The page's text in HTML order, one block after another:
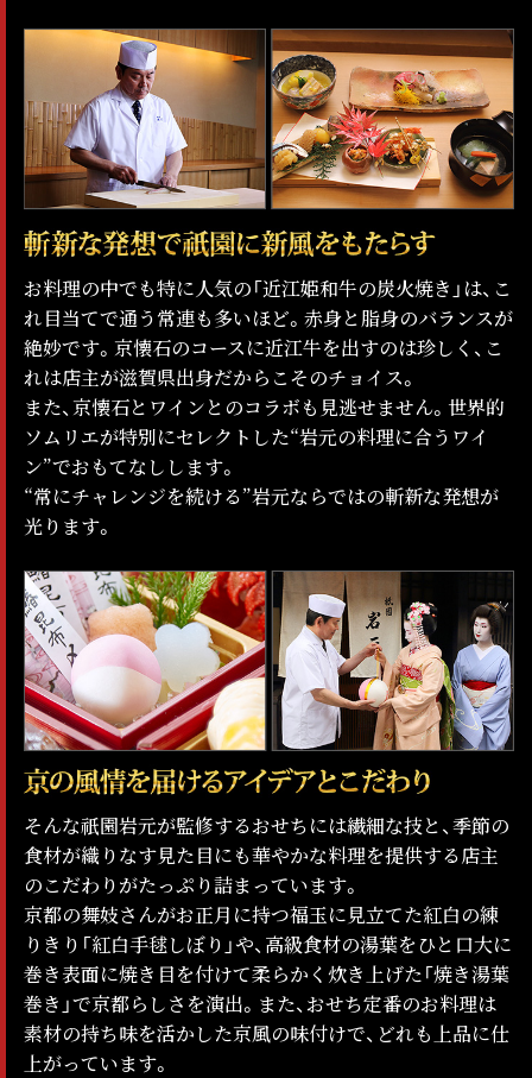
お料理の中でも特に人気の「近江姫和牛の炭火焼き」は、こ
れ目当てで通う常連も多いほど。赤身と脂身のバランスが
絶妙です。京懐石のコースに近江牛を出すのは珍しく、こ
れは店主が滋賀県出身だからこそのチョイス。
また、京懐石とワインとのコラボも見逃せません。世界的
ソムリエが特別にセレクトした“岩元の料理に合うワイ
ン”でおもてなしします。
“常にチャレンジを続ける”岩元ならではの斬新な発想が
光ります。
そんな祇園岩元が監修するおせちには繊細な技と、季節の
食材が織りなす見た目にも華やかな料理を提供する店主
のこだわりがたっぷり詰まっています。
京都の舞妓さんがお正月に持つ福玉に見立てた紅白の練
りきり「紅白手毬しぼり」や、高級食材の湯葉をひと口大に
巻き表面に焼き目を付けて柔らかく炊き上げた「焼き湯葉
巻き」で京都らしさを演出。また、おせち定番のお料理は
素材の持ち味を活かした京風の味付けで、どれも上品に仕
上がっています。